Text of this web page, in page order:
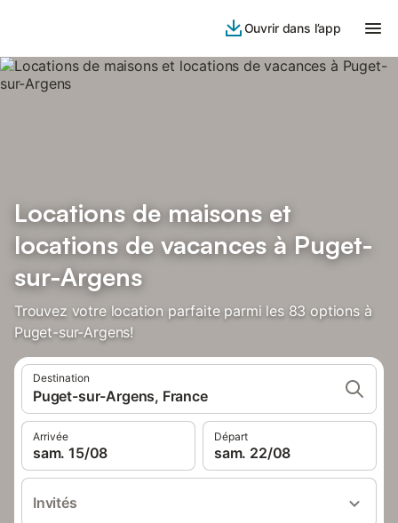
Ouvrir dans l’app
Locations de maisons et
locations de vacances à Puget-
sur-Argens
Trouvez votre location parfaite parmi les 83 options à
Puget-sur-Argens!
Destination
Puget-sur-Argens, France
Arrivée
sam. 15/08
Départ
sam. 22/08
Invités